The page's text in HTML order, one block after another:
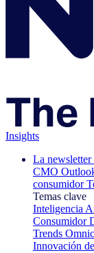
Insights
La newsletter
CMO
consumidor
Temas clave
Inteligencia
Consumidor
Trends
Innovación